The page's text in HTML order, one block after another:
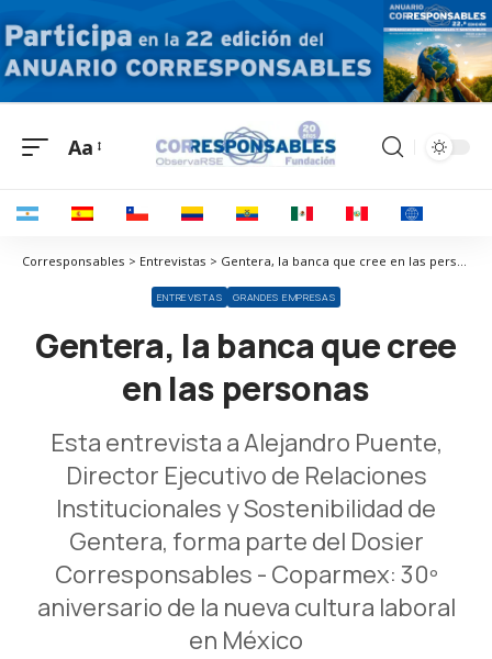
Aa
Corresponsables > Entrevistas > Gentera, la banca que cree en las personas
ENTREVISTAS GRANDES EMPRESAS
Gentera, la banca que cree
en las personas
Esta entrevista a Alejandro Puente,
Director Ejecutivo de Relaciones
Institucionales y Sostenibilidad de
Gentera, forma parte del Dosier
Corresponsables - Coparmex: 30º
aniversario de la nueva cultura laboral
en México